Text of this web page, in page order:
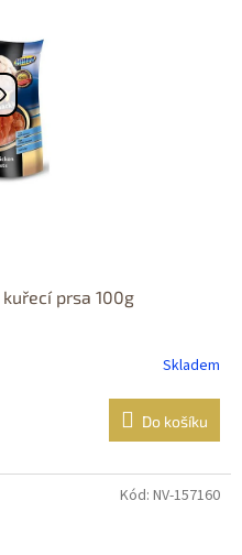
prsa 100g
Skladem
Do košíku
Kód: NV-157160